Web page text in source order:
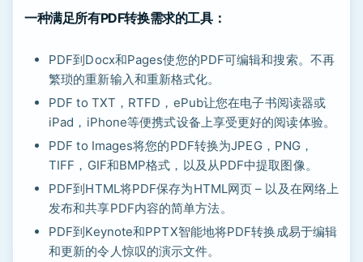
一种满足所有PDF转换需求的工具：
PDF到Docx和Pages使您的PDF可编辑和搜索。不再
繁琐的重新输入和重新格式化。
PDF to TXT，RTFD，ePub让您在电子书阅读器或
iPad，iPhone等便携式设备上享受更好的阅读体验。
PDF to Images将您的PDF转换为JPEG，PNG，
TIFF，GIF和BMP格式，以及从PDF中提取图像。
PDF到HTML将PDF保存为HTML网页 – 以及在网络上
发布和共享PDF内容的简单方法。
PDF到Keynote和PPTX智能地将PDF转换成易于编辑
和更新的令人惊叹的演示文件。